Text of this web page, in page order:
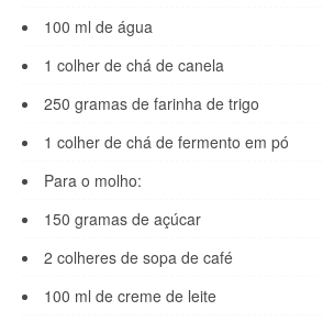
100 ml de água
1 colher de chá de canela
250 gramas de farinha de trigo
1 colher de chá de fermento em pó
Para o molho:
150 gramas de açúcar
2 colheres de sopa de café
100 ml de creme de leite